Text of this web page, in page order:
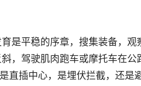
是平稳的序章，搜集装备，观
，驾驶肌肉跑车或摩托车在公
直插中心，是埋伏拦截，还是